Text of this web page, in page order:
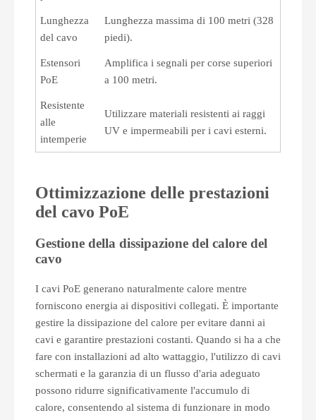
Lunghezza
del cavo
Lunghezza massima di 100 metri (328
piedi).
Estensori
PoE
Amplifica i segnali per corse superiori
a 100 metri.
Resistente
alle
intemperie
Utilizzare materiali resistenti ai raggi
UV e impermeabili per i cavi esterni.
Ottimizzazione delle prestazioni
del cavo PoE
Gestione della dissipazione del calore del
cavo
I cavi PoE generano naturalmente calore mentre
forniscono energia ai dispositivi collegati. È importante
gestire la dissipazione del calore per evitare danni ai
cavi e garantire prestazioni costanti. Quando si ha a che
fare con installazioni ad alto wattaggio, l'utilizzo di cavi
schermati e la garanzia di un flusso d'aria adeguato
possono ridurre significativamente l'accumulo di
calore, consentendo al sistema di funzionare in modo